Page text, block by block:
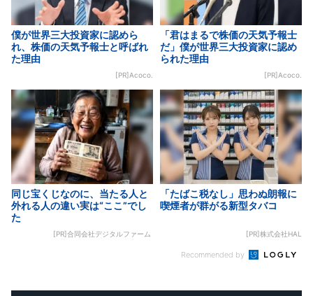
僕が世界三大投資家に認めら
れ、株価の天気予報士と呼ばれ
た理由
[PR]Acoco.
「君はまるで株価の天気予報士
だ」僕が世界三大投資家に認め
られた理由
[PR]Acoco.
同じ宝くじなのに、当たる人と
外れる人の違い実は“ここ”でし
た
[PR]合同会社デジタルファーム
「たばこ税なし」思わぬ朗報に
喫煙者が群がる新型タバコ
[PR]株式会社HAL
Recommended by